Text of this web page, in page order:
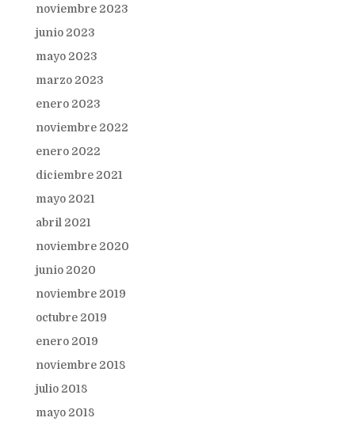
noviembre 2023
junio 2023
mayo 2023
marzo 2023
enero 2023
noviembre 2022
enero 2022
diciembre 2021
mayo 2021
abril 2021
noviembre 2020
junio 2020
noviembre 2019
octubre 2019
enero 2019
noviembre 2018
julio 2018
mayo 2018